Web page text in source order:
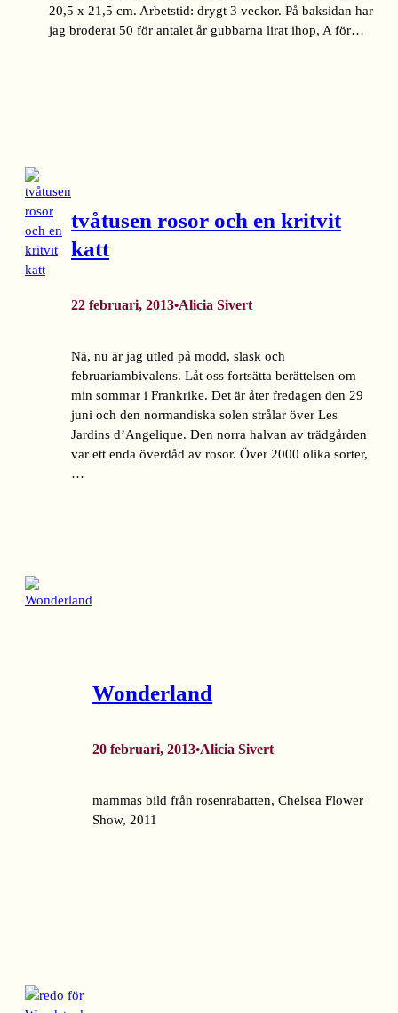
20,5 x 21,5 cm. Arbetstid: drygt 3 veckor. På baksidan har
jag broderat 50 för antalet år gubbarna lirat ihop, A för…
tvåtusen rosor och en kritvit
katt
22 februari, 2013•Alicia Sivert
Nä, nu är jag utled på modd, slask och
februariambivalens. Låt oss fortsätta berättelsen om
min sommar i Frankrike. Det är åter fredagen den 29
juni och den normandiska solen strålar över Les
Jardins d’Angelique. Den norra halvan av trädgården
var ett enda överdåd av rosor. Över 2000 olika sorter,
…
Wonderland
20 februari, 2013•Alicia Sivert
mammas bild från rosenrabatten, Chelsea Flower
Show, 2011